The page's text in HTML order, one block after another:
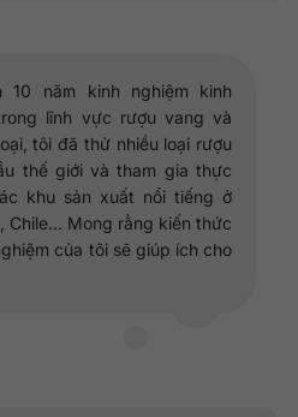
10 năm kinh nghiệm kinh
lĩnh vực rượu vang và
tôi đã thử nhiều loại rượu
thế giới và tham gia thực
khu sản xuất nổi tiếng ở
Chile... Mong rằng kiến thức
của tôi sẽ giúp ích cho